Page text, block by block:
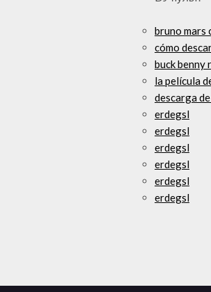
bruno mars
cómo
buck benny
la película
descarga
erdegsl
erdegsl
erdegsl
erdegsl
erdegsl
erdegsl